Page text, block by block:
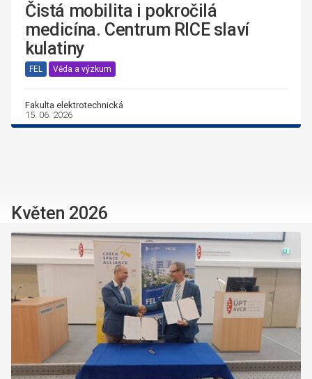
Čistá mobilita i pokročilá
medicína. Centrum RICE slaví
kulatiny
FEL Věda a výzkum
Fakulta elektrotechnická
15. 06. 2026
Květen 2026